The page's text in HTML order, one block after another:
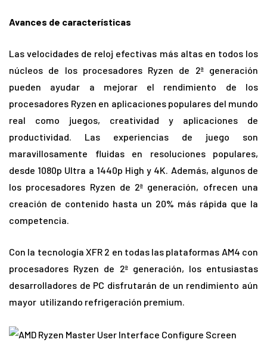
Avances de características
Las velocidades de reloj efectivas más altas en todos los
núcleos de los procesadores Ryzen de 2ª generación
pueden ayudar a mejorar el rendimiento de los
procesadores Ryzen en aplicaciones populares del mundo
real como juegos, creatividad y aplicaciones de
productividad. Las experiencias de juego son
maravillosamente fluidas en resoluciones populares,
desde 1080p Ultra a 1440p High y 4K. Además, algunos de
los procesadores Ryzen de 2ª generación, ofrecen una
creación de contenido hasta un 20% más rápida que la
competencia.
Con la tecnología XFR 2 en todas las plataformas AM4 con
procesadores Ryzen de 2ª generación, los entusiastas
desarrolladores de PC disfrutarán de un rendimiento aún
mayor utilizando refrigeración premium.